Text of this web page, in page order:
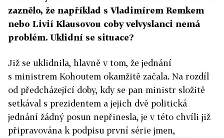
zaznělo, že například s Vladimírem Remkem
nebo Livií Klausovou coby velvyslanci nemá
problém. Uklidní se situace?
Již se uklidnila, hlavně v tom, že jednání
s ministrem Kohoutem okamžitě začala. Na rozdíl
od předcházející doby, kdy se pan ministr složitě
setkával s prezidentem a jejich dvě politická
jednání žádný posun nepřinesla, je v této chvíli již
připravována k podpisu první série jmen,